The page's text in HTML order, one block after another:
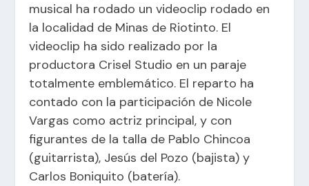
musical ha rodado un videoclip rodado en
la localidad de Minas de Riotinto. El
videoclip ha sido realizado por la
productora Crisel Studio en un paraje
totalmente emblemático. El reparto ha
contado con la participación de Nicole
Vargas como actriz principal, y con
figurantes de la talla de Pablo Chincoa
(guitarrista), Jesús del Pozo (bajista) y
Carlos Boniquito (batería).